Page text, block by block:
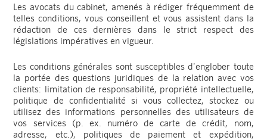
Les avocats du cabinet, amenés à rédiger fréquemment de
telles conditions, vous conseillent et vous assistent dans la
rédaction de ces dernières dans le strict respect des
législations impératives en vigueur.
Les conditions générales sont susceptibles d'englober toute
la portée des questions juridiques de la relation avec vos
clients: limitation de responsabilité, propriété intellectuelle,
politique de confidentialité si vous collectez, stockez ou
utilisez des informations personnelles des utilisateurs de
vos services (p. ex. numéro de carte de crédit, nom,
adresse, etc.), politiques de paiement et expédition,